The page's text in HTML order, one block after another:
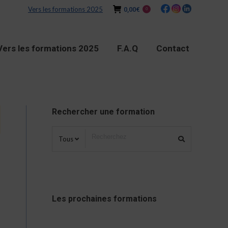
Vers les formations 2025 0,00€ 0
les formations 2025 F.A.Q Contact
Rechercher une formation
Tous
Les prochaines formations